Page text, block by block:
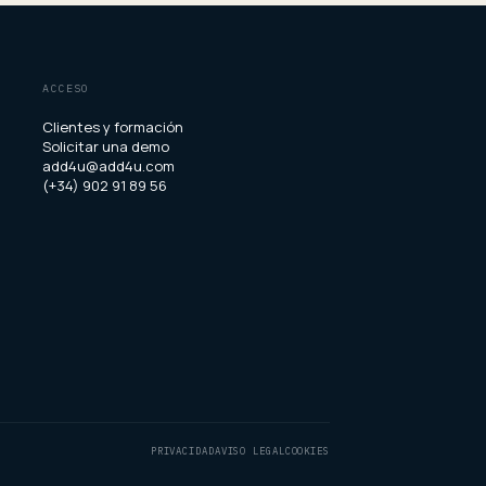
ACCESO
Clientes y formación
Solicitar una demo
add4u@add4u.com
(+34) 902 91 89 56
PRIVACIDADAVISO LEGAL COOKIES